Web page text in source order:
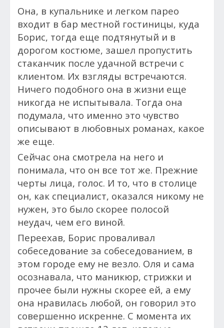
Она, в купальнике и легком парео
входит в бар местной гостиницы, куда
Борис, тогда еще подтянутый и в
дорогом костюме, зашел пропустить
стаканчик после удачной встречи с
клиентом. Их взгляды встречаются.
Ничего подобного она в жизни еще
никогда не испытывала. Тогда она
подумала, что именно это чувство
описывают в любовных романах, какое
же еще.
Сейчас она смотрела на него и
понимала, что он все тот же. Прежние
черты лица, голос. И то, что в столице
он, как специалист, оказался никому не
нужен, это было скорее полосой
неудач, чем его виной.
Переехав, Борис проваливал
собеседование за собеседованием, в
этом городе ему не везло. Оля и сама
осознавала, что маникюр, стрижки и
прочее были нужны скорее ей, а ему
она нравилась любой, он говорил это
совершенно искренне. С момента их